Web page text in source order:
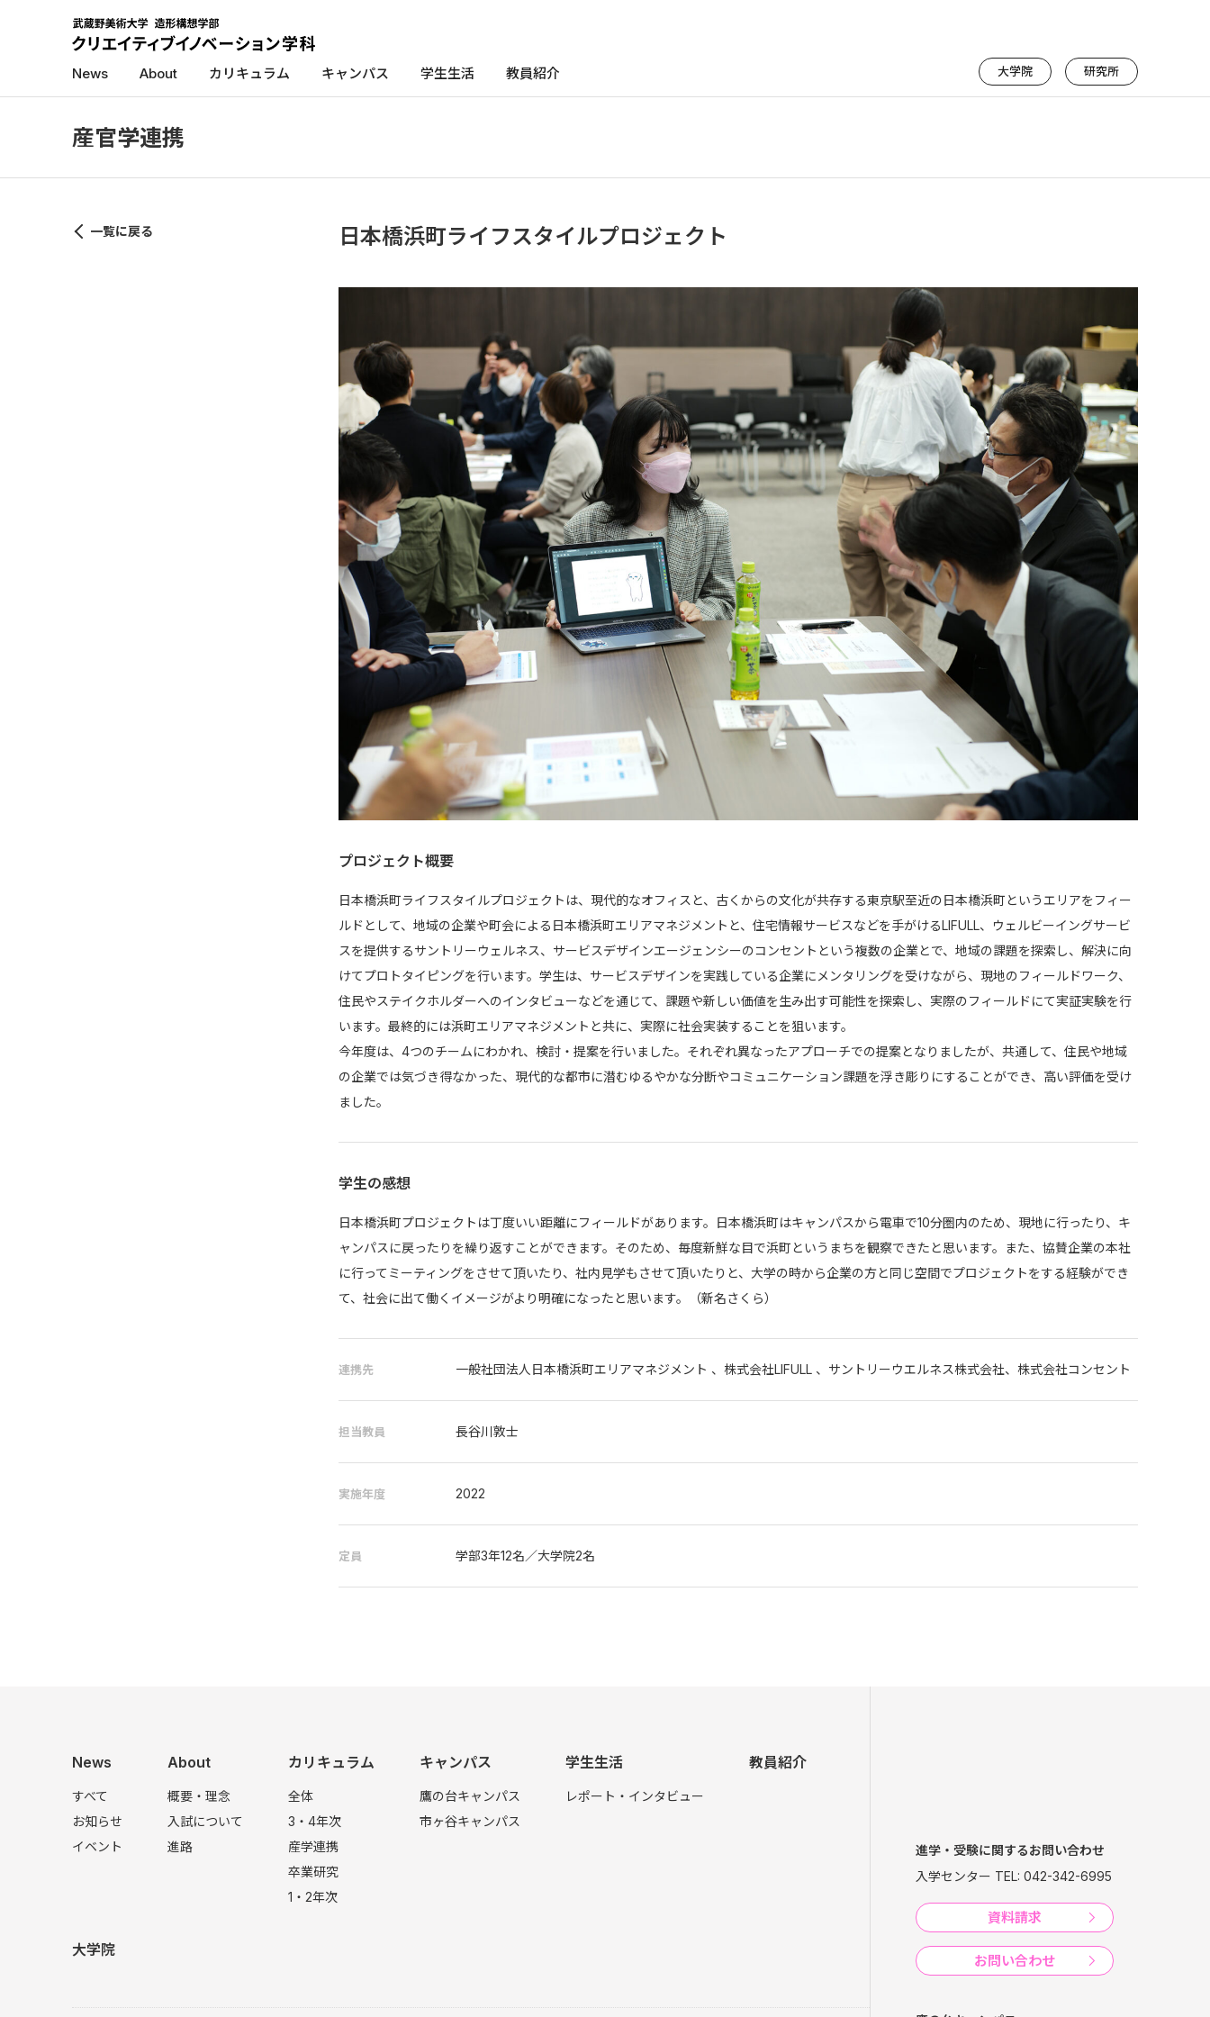
News About カリキュラム キャンパス 学生生活 教員紹介 大学院 研究所
産官学連携
一覧に戻る 日本橋浜町ライフスタイルプロジェクト
プロジェクト概要
日本橋浜町ライフスタイルプロジェクトは、現代的なオフィスと、古くからの文化が共存する東京駅至近の日本橋浜町というエリアをフィー
ルドとして、地域の企業や町会による日本橋浜町エリアマネジメントと、住宅情報サービスなどを手がけるLIFULL、ウェルビーイングサービ
スを提供するサントリーウェルネス、サービスデザインエージェンシーのコンセントという複数の企業とで、地域の課題を探索し、解決に向
けてプロトタイピングを行います。学生は、サービスデザインを実践している企業にメンタリングを受けながら、現地のフィールドワーク、
住民やステイクホルダーへのインタビューなどを通じて、課題や新しい価値を生み出す可能性を探索し、実際のフィールドにて実証実験を行
います。最終的には浜町エリアマネジメントと共に、実際に社会実装することを狙います。
今年度は、4つのチームにわかれ、検討・提案を行いました。それぞれ異なったアプローチでの提案となりましたが、共通して、住民や地域
の企業では気づき得なかった、現代的な都市に潜むゆるやかな分断やコミュニケーション課題を浮き彫りにすることができ、高い評価を受け
ました。
学生の感想
日本橋浜町プロジェクトは丁度いい距離にフィールドがあります。日本橋浜町はキャンパスから電車で10分圏内のため、現地に行ったり、キ
ャンパスに戻ったりを繰り返すことができます。そのため、毎度新鮮な目で浜町というまちを観察できたと思います。また、協賛企業の本社
に行ってミーティングをさせて頂いたり、社内見学もさせて頂いたりと、大学の時から企業の方と同じ空間でプロジェクトをする経験ができ
て、社会に出て働くイメージがより明確になったと思います。（新名さくら）
連携先 一般社団法人⽇本橋浜町エリアマネジメント 、株式会社LIFULL 、サントリーウエルネス株式会社、株式会社コンセント
担当教員 ⻑⾕川敦⼠
実施年度 2022
定員 学部3年12名／⼤学院2名
News
すべて
お知らせ
イベント
About
概要・理念
入試について
進路
カリキュラム
全体
3・4年次
産学連携
卒業研究
1・2年次
キャンパス
鷹の台キャンパス
市ヶ谷キャンパス
学生生活
レポート・インタビュー
教員紹介
大学院
進学・受験に関するお問い合わせ
入学センター TEL: 042-342-6995
資料請求
お問い合わせ